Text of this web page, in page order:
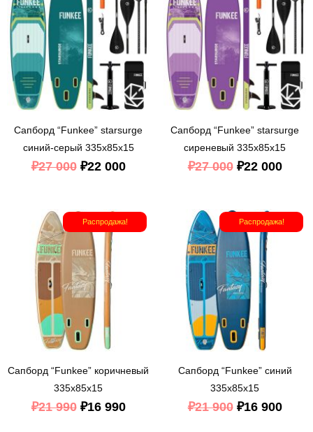
Сапборд “Funkee” starsurge
синий-серый 335x85x15
₽27 000
составляла
₽27
000.
₽22 000
₽22
000.
Сапборд “Funkee” starsurge
сиреневый 335x85x15
₽27 000
составляла
₽27
000.
₽22 000
₽22
000.
Распродажа!
Сапборд “Funkee” коричневый
335x85x15
₽21 990
Первоначальная
цена
составляла
₽21
990.
₽16 990
Текущая
цена:
Распродажа!
Сапборд “Funkee” синий
335x85x15
₽21 900
цена
составляла
₽21
900.
₽16 900